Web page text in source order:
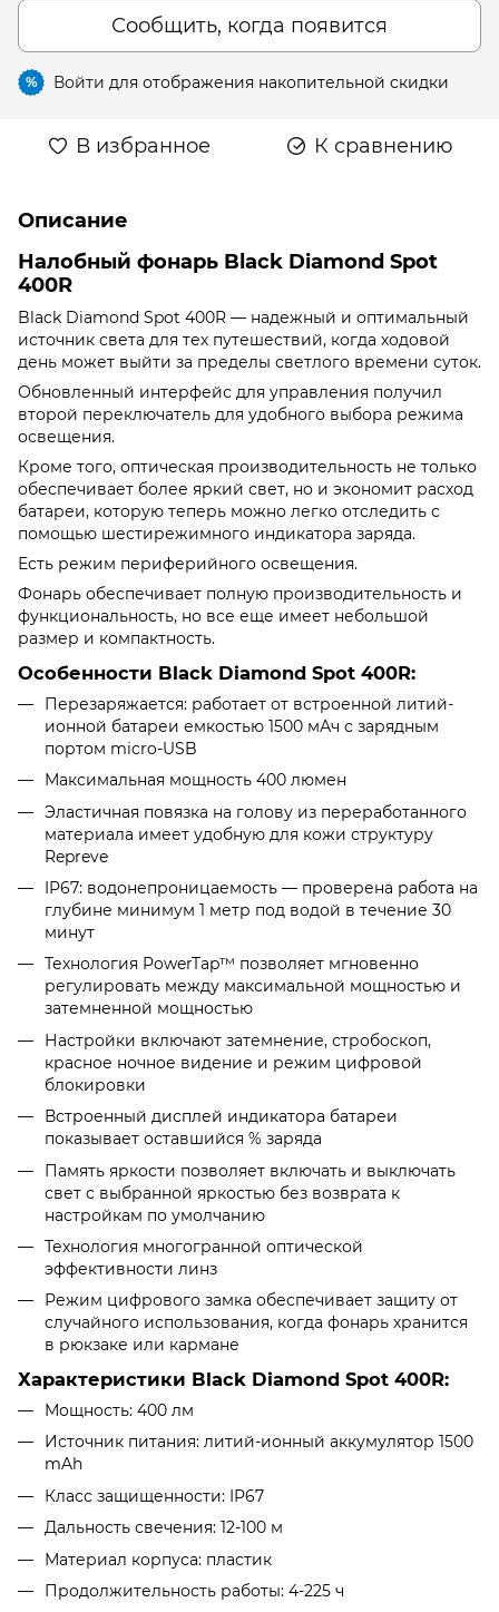
Сообщить, когда появится
% Войти для отображения накопительной скидки
В избранное К сравнению
Описание
Налобный фонарь Black Diamond Spot
400R
Black Diamond Spot 400R — надежный и оптимальный
источник света для тех путешествий, когда ходовой
день может выйти за пределы светлого времени суток.
Обновленный интерфейс для управления получил
второй переключатель для удобного выбора режима
освещения.
Кроме того, оптическая производительность не только
обеспечивает более яркий свет, но и экономит расход
батареи, которую теперь можно легко отследить с
помощью шестирежимного индикатора заряда.
Есть режим периферийного освещения.
Фонарь обеспечивает полную производительность и
функциональность, но все еще имеет небольшой
размер и компактность.
Особенности Black Diamond Spot 400R:
Перезаряжается: работает от встроенной литий-
ионной батареи емкостью 1500 мАч с зарядным
портом micro-USB
Максимальная мощность 400 люмен
Эластичная повязка на голову из переработанного
материала имеет удобную для кожи структуру
Repreve
IP67: водонепроницаемость — проверена работа на
глубине минимум 1 метр под водой в течение 30
минут
Технология PowerTap™ позволяет мгновенно
регулировать между максимальной мощностью и
затемненной мощностью
Настройки включают затемнение, стробоскоп,
красное ночное видение и режим цифровой
блокировки
Встроенный дисплей индикатора батареи
показывает оставшийся % заряда
Память яркости позволяет включать и выключать
свет с выбранной яркостью без возврата к
настройкам по умолчанию
Технология многогранной оптической
эффективности линз
Режим цифрового замка обеспечивает защиту от
случайного использования, когда фонарь хранится
в рюкзаке или кармане
Характеристики Black Diamond Spot 400R:
Мощность: 400 лм
Источник питания: литий-ионный аккумулятор 1500
mAh
Класс защищенности: IP67
Дальность свечения: 12-100 м
Материал корпуса: пластик
Продолжительность работы: 4-225 ч